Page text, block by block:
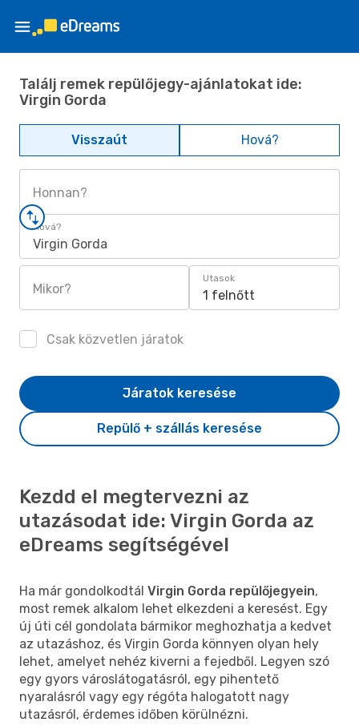
Találj remek repülőjegy-ajánlatokat ide:
Virgin Gorda
Visszaút Hová?
Honnan?
Hová?
Virgin Gorda
Mikor?
Utasok
1 felnőtt
Csak közvetlen járatok
Repülő + szállás keresése
Járatok keresése
Kezdd el megtervezni az
utazásodat ide: Virgin Gorda az
eDreams segítségével
Ha már gondolkodtál Virgin Gorda repülőjegyein,
most remek alkalom lehet elkezdeni a keresést. Egy
új úti cél gondolata bármikor meghozhatja a kedvet
az utazáshoz, és Virgin Gorda könnyen olyan hely
lehet, amelyet nehéz kiverni a fejedből. Legyen szó
egy gyors városlátogatásról, egy pihentető
nyaralásról vagy egy régóta halogatott nagy
utazásról, érdemes időben körülnézni.